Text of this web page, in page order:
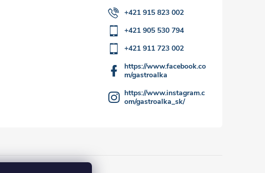
+421 915 823 002
+421 905 530 794
+421 911 723 002
https://www.facebook.co
m/gastroalka
https://www.instagram.c
om/gastroalka_sk/